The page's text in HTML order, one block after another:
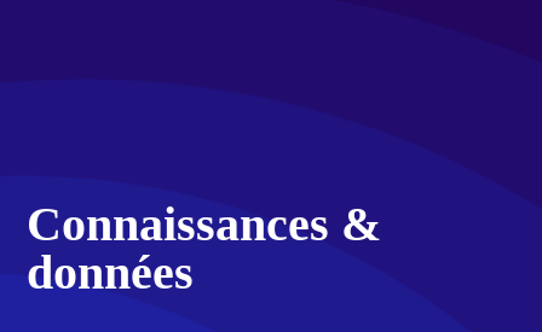
Connaissances &
données